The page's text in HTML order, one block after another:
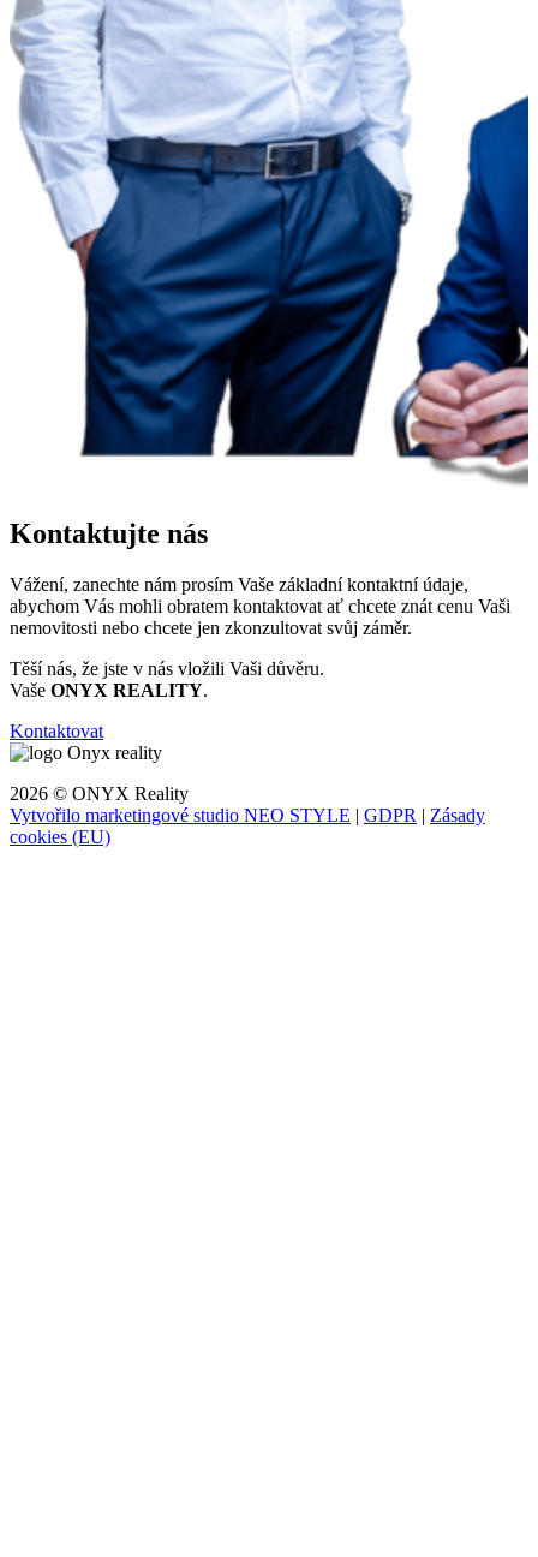
Kontaktujte nás
Vážení, zanechte nám prosím Vaše základní kontaktní údaje,
abychom Vás mohli obratem kontaktovat ať chcete znát cenu Vaši
nemovitosti nebo chcete jen zkonzultovat svůj záměr.
Těší nás, že jste v nás vložili Vaši důvěru.
Vaše ONYX REALITY.
Kontaktovat
2026 © ONYX Reality
Vytvořilo marketingové studio NEO STYLE | GDPR | Zásady
cookies (EU)